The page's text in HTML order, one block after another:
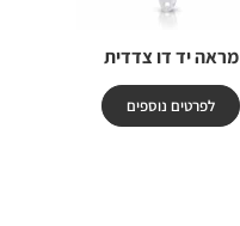
מראה יד דו צדדית
לפרטים נוספים